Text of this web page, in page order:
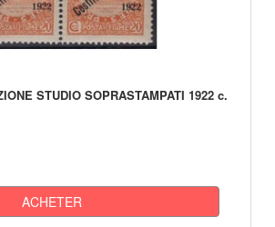
STUDIO SOPRASTAMPATI 1922 c.
ACHETER